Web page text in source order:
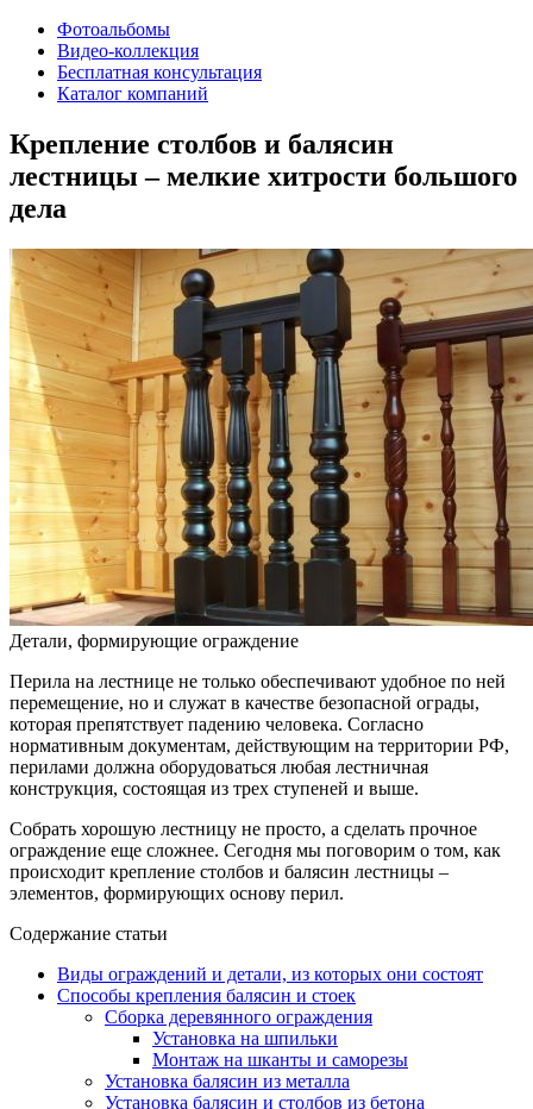
Фотоальбомы
Видео-коллекция
Бесплатная консультация
Каталог компаний
Крепление столбов и балясин
лестницы – мелкие хитрости большого
дела
Детали, формирующие ограждение
Перила на лестнице не только обеспечивают удобное по ней
перемещение, но и служат в качестве безопасной ограды,
которая препятствует падению человека. Согласно
нормативным документам, действующим на территории РФ,
перилами должна оборудоваться любая лестничная
конструкция, состоящая из трех ступеней и выше.
Собрать хорошую лестницу не просто, а сделать прочное
ограждение еще сложнее. Сегодня мы поговорим о том, как
происходит крепление столбов и балясин лестницы –
элементов, формирующих основу перил.
Содержание статьи
Виды ограждений и детали, из которых они состоят
Способы крепления балясин и стоек
Сборка деревянного ограждения
Установка на шпильки
Монтаж на шканты и саморезы
Установка балясин из металла
Установка балясин и столбов из бетона